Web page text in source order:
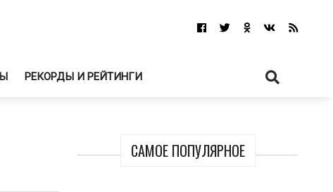
РЕКОРДЫ И РЕЙТИНГИ
САМОЕ ПОПУЛЯРНОЕ